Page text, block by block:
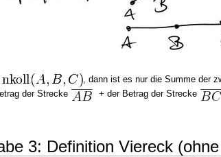
, dann ist es nur die Summe der
der Strecke
+ der Betrag der Strecke
3: Definition Viereck